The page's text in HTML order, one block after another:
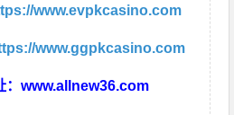
www.evpkcasino.com
www.ggpkcasino.com
：www.allnew36.com